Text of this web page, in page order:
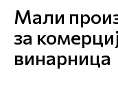
Физички лица
Бизнис заедница
Мали
за
винарница